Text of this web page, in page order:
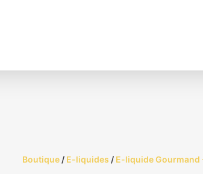
Boutique / E-liquides / E-liquide